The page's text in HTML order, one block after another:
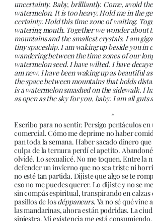
uncertainty. Baby, brilliantly. Come, avoid
watermelon. It is too heavy. Hold me in the
certainty. Hold this time zone of waiting.
watering mouth. Together we wonder about
mountains and the smallest crystals. I am
tiny spaceship. I am waking up beside you in
wandering between the time zones of our
watermelon seed. I have wilted. I have
am new. I have been waking up as beautiful
the space between mountains that holds
is a watermelon smashed on the sidewalk. I
as open as the sky for you, baby. I am all guts
*
Escribo para no sentir. Persigo pentáculos en
comercial. Cómo me deprime no haber
pan toda la semana. Haber sacado dinero
culpa de la ternura perdí el apetito.
olvidé. Lo sexualicé. No me toquen. Entre la
defender un invierno que no sea triste ni
no esté tan partida. Dijiste que algo se te
eso no me puedes querer. Lo dijiste y no se
sin compás espiritual, transpirando en
pasillos de losdéppaneurs. Ya no sé qué vine
las mandarinas, ahora están podridas. La
siniestra. Mi existencia me está